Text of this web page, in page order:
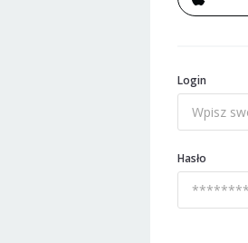
Login
Hasło